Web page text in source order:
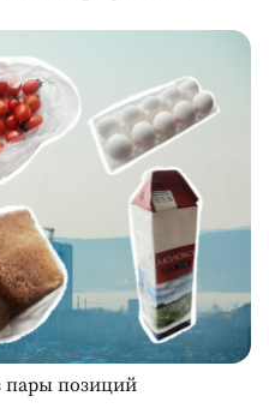
пары позиций